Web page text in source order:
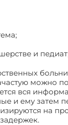
и
можно
вся
и ему затем
на